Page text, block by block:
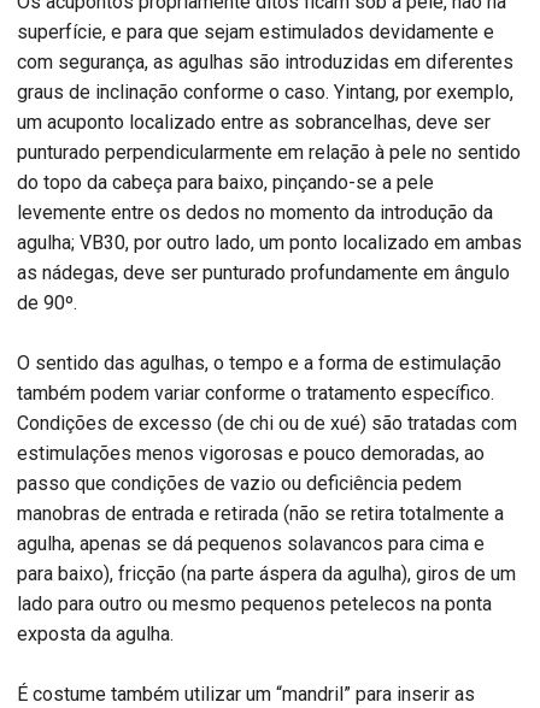
superfície, e para que sejam estimulados devidamente e
com segurança, as agulhas são introduzidas em diferentes
graus de inclinação conforme o caso. Yintang, por exemplo,
um acuponto localizado entre as sobrancelhas, deve ser
punturado perpendicularmente em relação à pele no sentido
do topo da cabeça para baixo, pinçando-se a pele
levemente entre os dedos no momento da introdução da
agulha; VB30, por outro lado, um ponto localizado em ambas
as nádegas, deve ser punturado profundamente em ângulo
de 90º.
O sentido das agulhas, o tempo e a forma de estimulação
também podem variar conforme o tratamento específico.
Condições de excesso (de chi ou de xué) são tratadas com
estimulações menos vigorosas e pouco demoradas, ao
passo que condições de vazio ou deficiência pedem
manobras de entrada e retirada (não se retira totalmente a
agulha, apenas se dá pequenos solavancos para cima e
para baixo), fricção (na parte áspera da agulha), giros de um
lado para outro ou mesmo pequenos petelecos na ponta
exposta da agulha.
É costume também utilizar um “mandril” para inserir as